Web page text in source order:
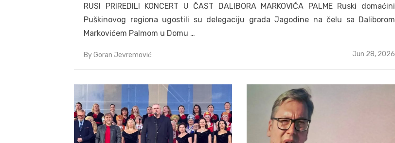
RUSI PRIREDILI KONCERT U ČAST DALIBORA MARKOVIĆA PALME Ruski domaćini
Puškinovog regiona ugostili su delegaciju grada Jagodine na čelu sa Daliborom
Markovićem Palmom u Domu …
ByGoran Jevremović
Posted
Jun 28, 2026